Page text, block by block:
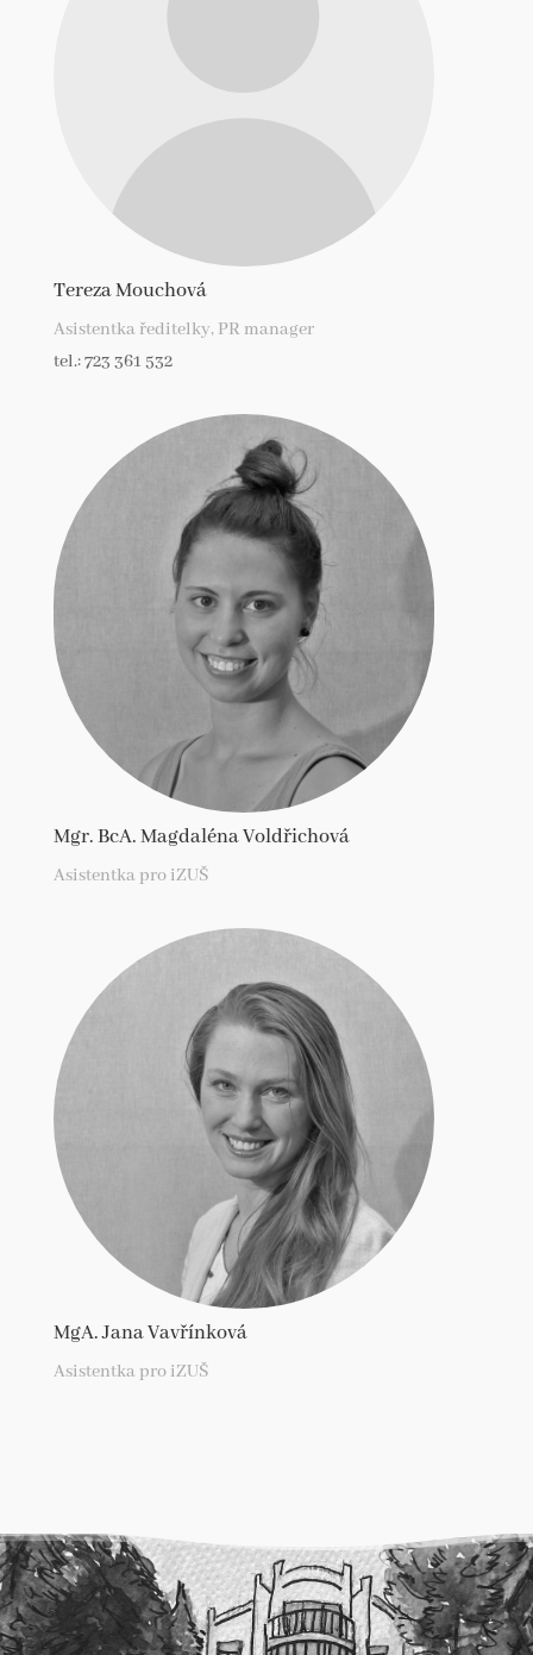
Tereza Mouchová
Asistentka ředitelky, PR manager
tel.: 723 361 532
Mgr. BcA. Magdaléna Voldřichová
Asistentka pro iZUŠ
MgA. Jana Vavřínková
Asistentka pro iZUŠ